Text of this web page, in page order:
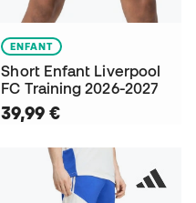
ENFANT
Short Enfant Liverpool
FC Training 2026-2027
39,99 €